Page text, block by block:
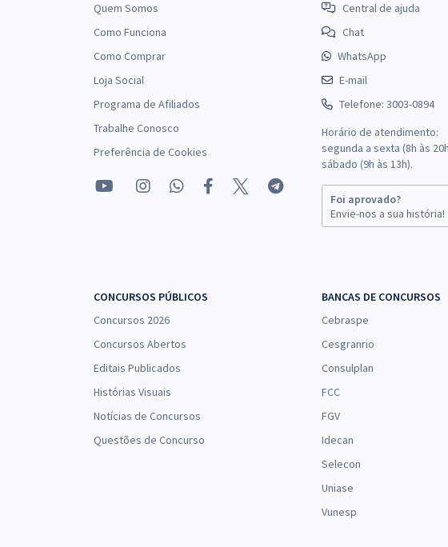
Quem Somos
Como Funciona
Como Comprar
Loja Social
Programa de Afiliados
Trabalhe Conosco
Preferência de Cookies
Central de ajuda
Chat
WhatsApp
E-mail
Telefone: 3003-0894
Horário de atendimento:
segunda a sexta (8h às
sábado (9h às 13h).
Foi aprovado?
Envie-nos a sua história!
CONCURSOS PÚBLICOS
Concursos 2026
Concursos Abertos
Editais Publicados
Histórias Visuais
Notícias de Concursos
Questões de Concurso
BANCAS DE CONCURSOS
Cebraspe
Cesgranrio
Consulplan
FCC
FGV
Idecan
Selecon
Uniase
Vunesp